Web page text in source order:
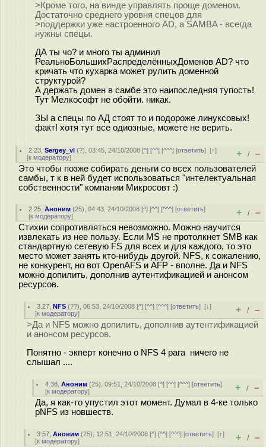
>Кроме того, на винде управлять проще доменом.
Достаточно среднего уровня спецов для
>поддержки уже настроенного AD, а SAMBA - всегда
нужны спецы.
ДА ты чо? и много ты админил
РеальноБольшихРаспределённыхДоменов AD? что
кричать что кухарка может рулить доменной
структурой?
А держать домен в самбе это наипоследняя тупость!
Тут Мелкософт не обойти. никак.
ЗЫ а спецы по АД стоят то и подороже линуксовых!
факт! хотя тут все одиозные, можете не верить.
2.23 ,Sergey_vl (?), 03:45, 24/10/2008 [^] [^^] [^^^] [ответить][↑]
[к модератору] + / –
Это чтобы позже собирать деньги со всех пользователей
самбы, т к в ней будет использоваться "интелектуальная
собственности" компании Микросовт :)
2.25 ,Аноним (25), 04:43, 24/10/2008 [^] [^^] [^^^] [ответить]
[к модератору] + / –
Стихии сопротивляться невозможно. Можно научится
извлекать из нее пользу. Если MS не протолкнет SMB как
стандартную сетевую FS для всех и для каждого, то это
место может занять кто-нибудь другой. NFS, к сожалению,
не конкурент, но вот OpenAFS и AFP - вполне. Да и NFS
можно допилить, дополнив аутентификацией и анонсом
ресурсов.
3.27 ,NFS (??), 06:53, 24/10/2008 [^] [^^] [^^^] [ответить][↓]
[к модератору] + / –
>Да и NFS можно допилить, дополнив аутентификацией
и анонсом ресурсов.
Понятно - экперт конечно о NFS 4 para ничего не
слышал ....
4.38 ,Аноним (25), 09:51, 24/10/2008 [^] [^^] [^^^] [ответить]
[к модератору] + / –
Да, я как-то упустил этот момент. Думал в 4-ке только
pNFS из новшеств.
3.57 ,Аноним (25), 12:51, 24/10/2008 [^] [^^] [^^^] [ответить][↑]
[к модератору] + / –